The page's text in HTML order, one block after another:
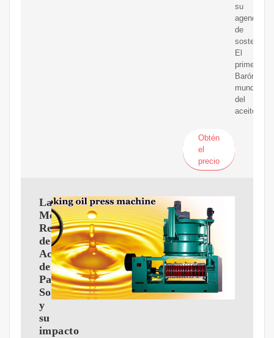
su
agenda
de
El
primer
Barómetro
mundial
del
aceite
Obtén
el
precio
La
Mesa
Redonda
de
Aceite
de
Palma
Sostenible
y
su
impacto